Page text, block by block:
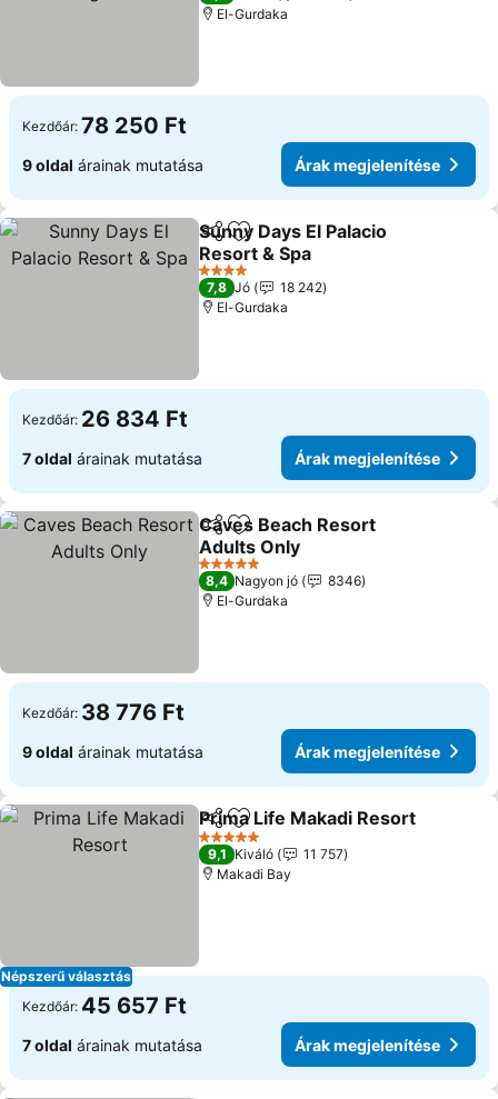
El-Gurdaka
Kezdőár: 78 250 Ft
9 oldal árainak mutatása Árak megjelenítése
Megosztás
Hozzáadás a kedvencekhez
Sunny Days El Palacio
Resort & Spa
4 Kategória
7,8 Jó
18 242
El-Gurdaka
Kezdőár: 26 834 Ft
7 oldal árainak mutatása Árak megjelenítése
Megosztás
Hozzáadás a kedvencekhez
Caves Beach Resort
Adults Only
5 Kategória
8,4 Nagyon jó
8346
El-Gurdaka
Kezdőár: 38 776 Ft
9 oldal árainak mutatása Árak megjelenítése
Népszerű választás
Megosztás
Hozzáadás a kedvencekhez
Prima Life Makadi Resort
5 Kategória
9,1 Kiváló
11 757
Makadi Bay
Kezdőár: 45 657 Ft
7 oldal árainak mutatása Árak megjelenítése